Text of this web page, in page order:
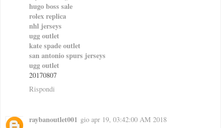
hugo boss sale
rolex replica
nhl jerseys
ugg outlet
kate spade outlet
san antonio spurs jerseys
ugg outlet
20170807
Rispondi
raybanoutlet001 gio apr 19, 03:42:00 AM 2018